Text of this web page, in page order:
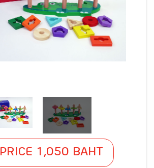
PRICE 1,050 BAHT